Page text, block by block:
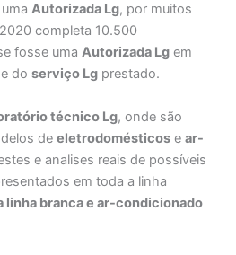
umaAutorizada Lg, por muitos
completa 10.500
fosse umaAutorizada Lg em
doserviço Lg prestado.
técnico Lg, onde são
deeletrodomésticos ear-
e analises reais de possíveis
em toda a linha
branca e ar-condicionado